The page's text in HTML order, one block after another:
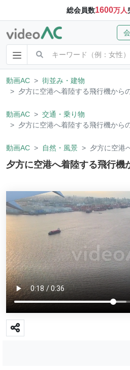
総会員数1600万人
動画AC
街並み・建物
夕方に空港へ着陸する飛行機から
動画AC
交通・乗り物
夕方に空港へ着陸する飛行機から
動画AC 自然・風景 夕方に空港
夕方に空港へ着陸する飛行機